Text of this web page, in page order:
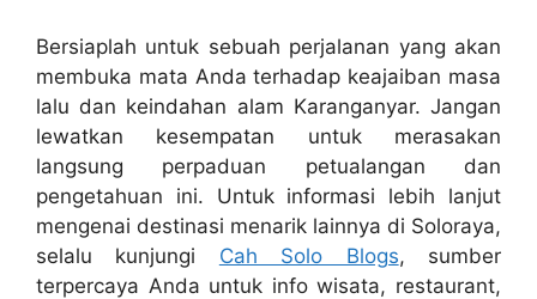
Bersiaplah untuk sebuah perjalanan yang akan
membuka mata Anda terhadap keajaiban masa
lalu dan keindahan alam Karanganyar. Jangan
lewatkan kesempatan untuk merasakan
langsung perpaduan petualangan dan
pengetahuan ini. Untuk informasi lebih lanjut
mengenai destinasi menarik lainnya di Soloraya,
selalu kunjungi Cah Solo Blogs, sumber
terpercaya Anda untuk info wisata, restaurant,